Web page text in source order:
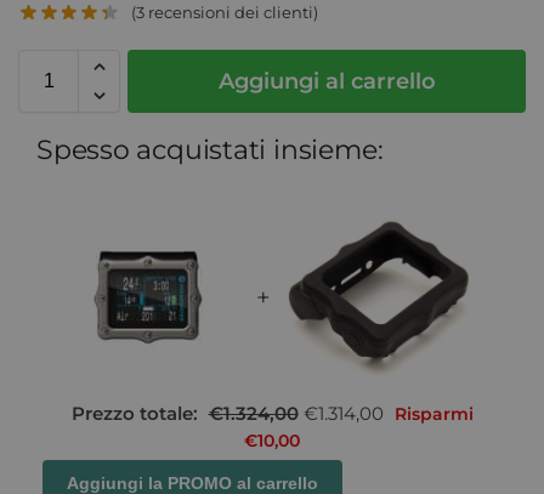
(3 recensioni dei clienti)
Aggiungi al carrello
Spesso acquistati insieme:
+
Prezzo totale: €1.324,00 €1.314,00
Risparmi
€10,00
Aggiungi la PROMO al carrello